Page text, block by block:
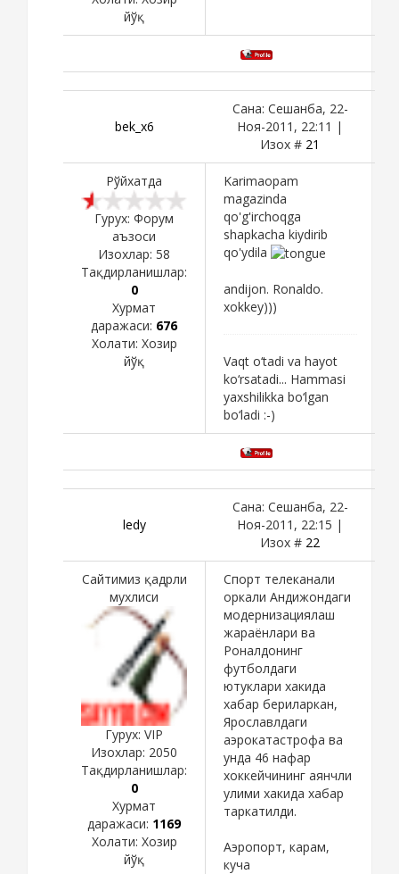
йўқ
bek_x6
Сана: Сешанба, 22-
Ноя-2011, 22:11 |
Изох # 21
Рўйхатда
Гурух: Форум
аъзоси
Изохлар: 58
Тақдирланишлар:
0
Хурмат
даражаси: 676
Холати: Хозир
йўқ
Karimaopam
magazinda
qo'g'irchoqga
shapkacha kiydirib
qo'ydila
andijon. Ronaldo.
xokkey)))
Vaqt o‘tadi va hayot
ko‘rsatadi... Hammasi
yaxshilikka bo‘lgan
bo‘ladi :-)
ledy
Сана: Сешанба, 22-
Ноя-2011, 22:15 |
Изох # 22
Сайтимиз қадрли
мухлиси
Гурух: VIP
Изохлар: 2050
Тақдирланишлар:
0
Хурмат
даражаси: 1169
Холати: Хозир
йўқ
Спорт телеканали
оркали Андижондаги
модернизациялаш
жараёнлари ва
Роналдонинг
футболдаги
ютуклари хакида
хабар бериларкан,
Ярославлдаги
аэрокатастрофа ва
унда 46 нафар
хоккейчининг аянчли
улими хакида хабар
таркатилди.
Аэропорт, карам,
куча